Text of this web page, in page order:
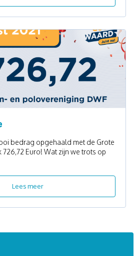
bedrag opgehaald met de Grote
Euro! Wat zijn we trots op
Lees meer